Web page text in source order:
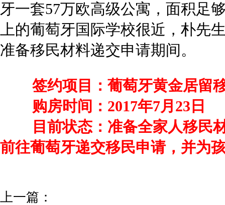
牙一套57万欧高级公寓，面积足
上的葡萄牙国际学校很近，朴先
准备移民材料递交申请期间。
签约项目：葡萄牙黄金居留
购房时间：2017年7月23日
目前状态：准备全家人移民材
前往葡萄牙递交移民申请，并为
上一篇：